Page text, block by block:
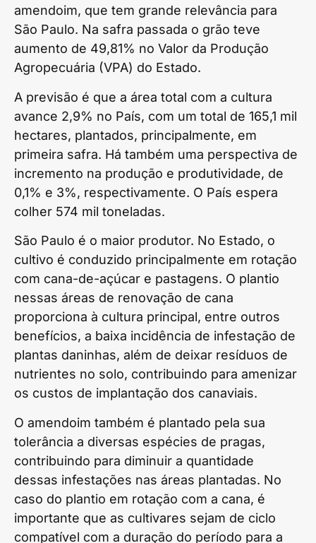
amendoim, que tem grande relevância para
São Paulo. Na safra passada o grão teve
aumento de 49,81% no Valor da Produção
Agropecuária (VPA) do Estado.
A previsão é que a área total com a cultura
avance 2,9% no País, com um total de 165,1 mil
hectares, plantados, principalmente, em
primeira safra. Há também uma perspectiva de
incremento na produção e produtividade, de
0,1% e 3%, respectivamente. O País espera
colher 574 mil toneladas.
São Paulo é o maior produtor. No Estado, o
cultivo é conduzido principalmente em rotação
com cana-de-açúcar e pastagens. O plantio
nessas áreas de renovação de cana
proporciona à cultura principal, entre outros
benefícios, a baixa incidência de infestação de
plantas daninhas, além de deixar resíduos de
nutrientes no solo, contribuindo para amenizar
os custos de implantação dos canaviais.
O amendoim também é plantado pela sua
tolerância a diversas espécies de pragas,
contribuindo para diminuir a quantidade
dessas infestações nas áreas plantadas. No
caso do plantio em rotação com a cana, é
importante que as cultivares sejam de ciclo
compatível com a duração do período para a